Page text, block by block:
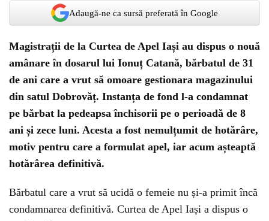
Adaugă-ne ca sursă preferată în Google
Magistrații de la Curtea de Apel Iași au dispus o nouă
amânare în dosarul lui Ionuț Catană, bărbatul de 31
de ani care a vrut să omoare gestionara magazinului
din satul Dobrovăț. Instanța de fond l-a condamnat
pe bărbat la pedeapsa închisorii pe o perioadă de 8
ani și zece luni. Acesta a fost nemulțumit de hotărâre,
motiv pentru care a formulat apel, iar acum așteaptă
hotărârea definitivă.
Bărbatul care a vrut să ucidă o femeie nu și-a primit încă
condamnarea definitivă. Curtea de Apel Iași a dispus o